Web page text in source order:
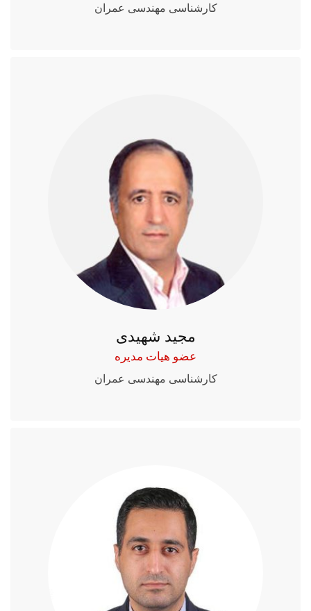
کارشناسی مهندسی عمران
مجید شهیدی
عضو هیات مدیره
کارشناسی مهندسی عمران